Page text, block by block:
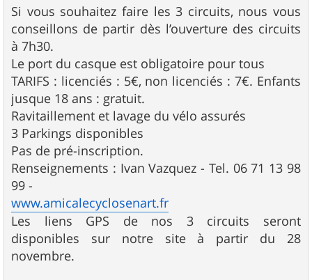
Si vous souhaitez faire les 3 circuits, nous vous
conseillons de partir dès l’ouverture des circuits
à 7h30.
Le port du casque est obligatoire pour tous
TARIFS : licenciés : 5€, non licenciés : 7€. Enfants
jusque 18 ans : gratuit.
Ravitaillement et lavage du vélo assurés
3 Parkings disponibles
Pas de pré-inscription.
Renseignements : Ivan Vazquez - Tel. 06 71 13 98
99 -
www.amicalecyclosenart.fr
Les liens GPS de nos 3 circuits seront
disponibles sur notre site à partir du 28
novembre.